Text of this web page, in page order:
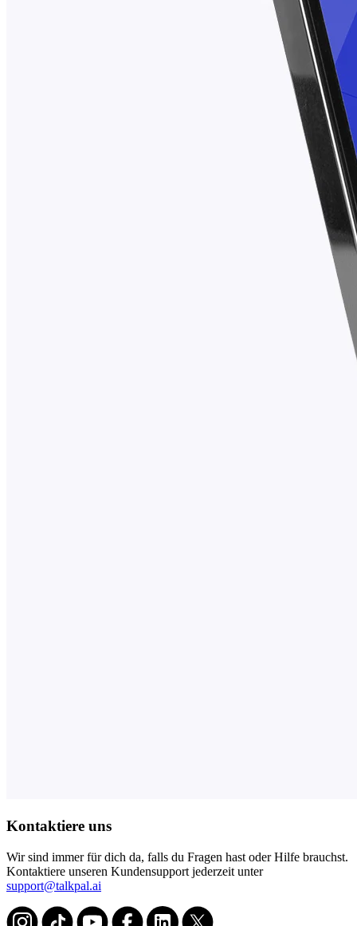
Kontaktiere uns
Wir sind immer für dich da, falls du Fragen hast oder Hilfe brauchst.
Kontaktiere unseren Kundensupport jederzeit unter
support@talkpal.ai